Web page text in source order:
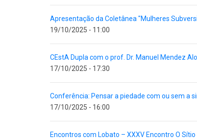
Apresentação da Coletânea "Mulheres
19/10/2025 - 11:00
CEstA Dupla com o prof. Dr. Manuel Mendez
17/10/2025 - 17:30
Conferência: Pensar a piedade com ou sem a
17/10/2025 - 16:00
Encontros com Lobato – XXXV Encontro O